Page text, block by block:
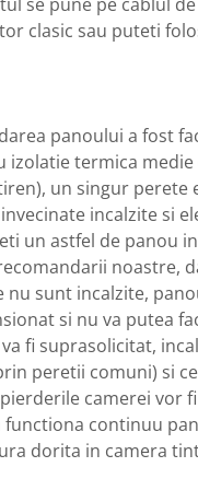
clasic sau puteti
panoului a fost
izolatie termica
un singur perete
incalzite si
un astfel de panou
noastre,
nu sunt incalzite,
si nu va putea
fi suprasolicitat,
peretii comuni) si
camerei vor
functiona continuu
dorita in camera